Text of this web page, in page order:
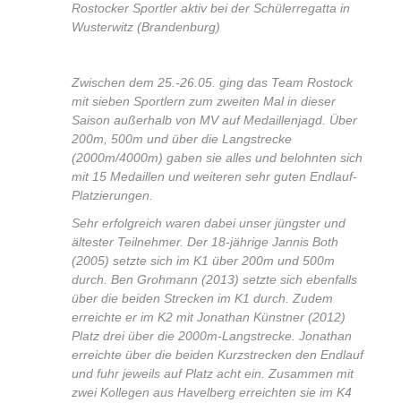
Rostocker Sportler aktiv bei der Schülerregatta in
Wusterwitz (Brandenburg)
Zwischen dem 25.-26.05. ging das Team Rostock
mit sieben Sportlern zum zweiten Mal in dieser
Saison außerhalb von MV auf Medaillenjagd. Über
200m, 500m und über die Langstrecke
(2000m/4000m) gaben sie alles und belohnten sich
mit 15 Medaillen und weiteren sehr guten Endlauf-
Platzierungen.
Sehr erfolgreich waren dabei unser jüngster und
ältester Teilnehmer. Der 18-jährige Jannis Both
(2005) setzte sich im K1 über 200m und 500m
durch. Ben Grohmann (2013) setzte sich ebenfalls
über die beiden Strecken im K1 durch. Zudem
erreichte er im K2 mit Jonathan Künstner (2012)
Platz drei über die 2000m-Langstrecke. Jonathan
erreichte über die beiden Kurzstrecken den Endlauf
und fuhr jeweils auf Platz acht ein. Zusammen mit
zwei Kollegen aus Havelberg erreichten sie im K4